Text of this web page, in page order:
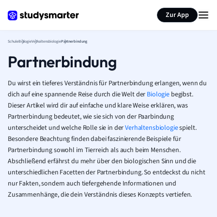
Zur App
SchuleBiologieVerhaltensbiologiePartnerbindung
Partnerbindung
Du wirst ein tieferes Verständnis für Partnerbindung erlangen, wenn du
dich auf eine spannende Reise durch die Welt der Biologie begibst.
Dieser Artikel wird dir auf einfache und klare Weise erklären, was
Partnerbindung bedeutet, wie sie sich von der Paarbindung
unterscheidet und welche Rolle sie in derVerhaltensbiologiespielt.
Besondere Beachtung finden dabei faszinierende Beispiele für
Partnerbindung sowohl im Tierreich als auch beim Menschen.
Abschließend erfährst du mehr über den biologischen Sinn und die
unterschiedlichen Facetten der Partnerbindung. So entdeckst du nicht
nur Fakten, sondern auch tiefergehende Informationen und
Zusammenhänge, die dein Verständnis dieses Konzepts vertiefen.
Seite zusammenfassen